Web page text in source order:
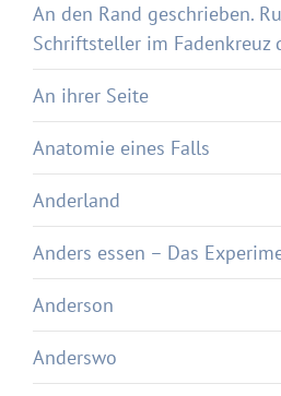
An den Rand geschrieben.
Schriftsteller im Fadenkreuz
An ihrer Seite
Anatomie eines Falls
Anderland
Anders essen – Das
Anderson
Anderswo